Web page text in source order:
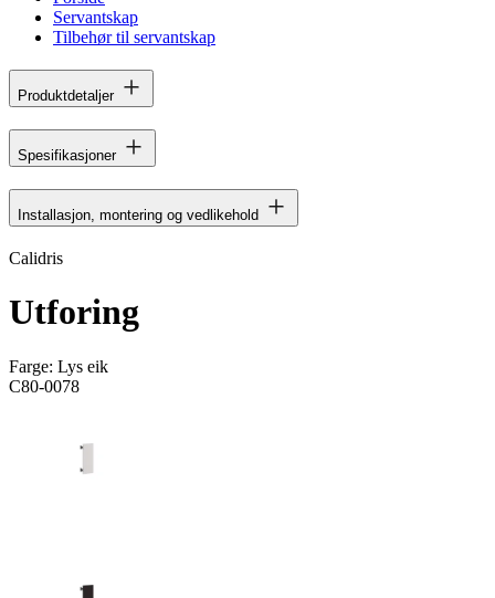
Servantskap
Tilbehør til servantskap
Produktdetaljer
Spesifikasjoner
Installasjon, montering og vedlikehold
Calidris
Utforing
Farge: Lys eik
C80-0078